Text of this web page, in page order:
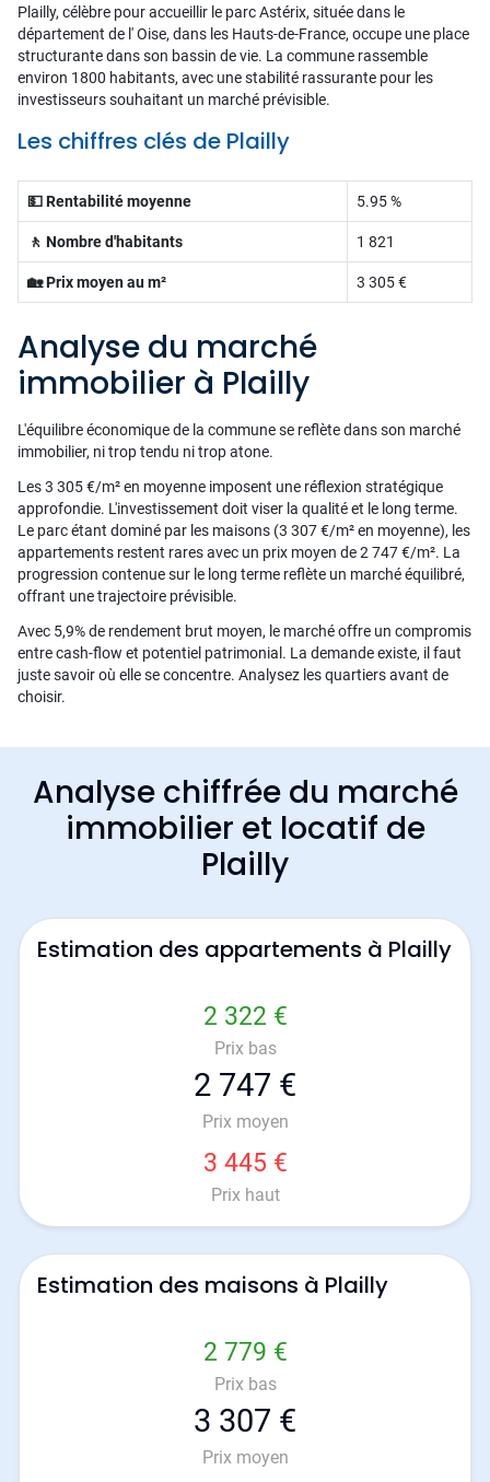
Plailly, célèbre pour accueillir le parc Astérix, située dans le
département de l' Oise, dans les Hauts-de-France, occupe une place
structurante dans son bassin de vie. La commune rassemble
environ 1800 habitants, avec une stabilité rassurante pour les
investisseurs souhaitant un marché prévisible.
Les chiffres clés de Plailly
💵 Rentabilité moyenne 5.95 %
🚶 Nombre d'habitants 1 821
🏡 Prix moyen au m² 3 305 €
Analyse du marché
immobilier à Plailly
L'équilibre économique de la commune se reflète dans son marché
immobilier, ni trop tendu ni trop atone.
Les 3 305 €/m² en moyenne imposent une réflexion stratégique
approfondie. L'investissement doit viser la qualité et le long terme.
Le parc étant dominé par les maisons (3 307 €/m² en moyenne), les
appartements restent rares avec un prix moyen de 2 747 €/m². La
progression contenue sur le long terme reflète un marché équilibré,
offrant une trajectoire prévisible.
Avec 5,9% de rendement brut moyen, le marché offre un compromis
entre cash-flow et potentiel patrimonial. La demande existe, il faut
juste savoir où elle se concentre. Analysez les quartiers avant de
choisir.
Analyse chiffrée du marché
immobilier et locatif de
Plailly
Estimation des appartements à Plailly
2 322 €
Prix bas
2 747 €
Prix moyen
3 445 €
Prix haut
Estimation des maisons à Plailly
2 779 €
Prix bas
3 307 €
Prix moyen